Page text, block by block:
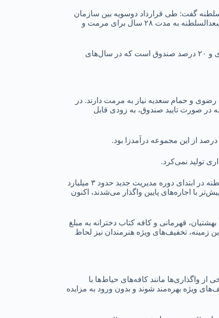
گفت: طی قرارداد دو‌سویه بین سازمان
نوسازی و بهسازی شهرداری قزوین و صندوق توسعه و احیای وزارت میراث‌فرهنگی که در تاریخ ۲۱ مرداد ۱۳۸۶ منعقد شده است، مجموعه سعدالسلطنه به مدت ۲۸ سال برای مرمت و
محمودی کلایه افزود: این قرارداد شامل ۳ سال دوره مرمت و ۲۵ سال بهره‌برداری است. در سال‌های ابتدایی، نسبت اجاره ۸۰ درصد شهرداری و ۲۰ درصد صندوق است که در سال‌های
و حمام سعدیه نیاز به مرمت دارند. در
در صورت تایید صندوق، به زودی قابل
همچنین محمودی کلایه در خصوص چالش‌های مالی و اقتصادی مجموعه سعدالسلطنه نیز اظهار کرد: مجموع درآمد سالیانه مجموعه سعدالسلطنه در ابتدای دوره مدیریت جدید حدود ۳ میلیارد
بر این، برخی حجره‌ها که پیش‌تر با اجاره‌های پایین واگذار می‌شدند، اکنون
قهرمانی و کافه کتاب دخترانه به مبلغ
زمینه، تخفیف‌های ویژه هنرمندان نیز لحاظ
واگذاری‌ها مانند کافه‌های حیاط‌ها با
مقرر شد تا ۱۵ هنرمند فعال در هنرهای خاص از تخفیف‌های ویژه بهره‌مند شوند و بدون ورود به مزایده